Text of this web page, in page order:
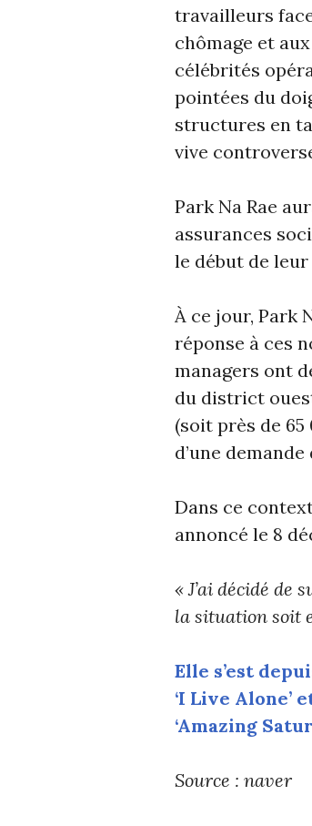
travailleurs
chômage et
célébrités
pointées du
structures en
vive
Park Na Rae
assurances
le début de
À ce jour, Park
réponse à ces
managers ont
du district
(soit près de
d’une
Dans ce
annoncé le 8
« J’ai décidé de
la situation soit
Elle s’est
‘I Live Alone’
‘Amazing
Source : naver